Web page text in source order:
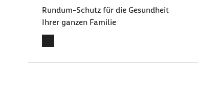
Rundum-Schutz für die Gesundheit
Ihrer ganzen Familie